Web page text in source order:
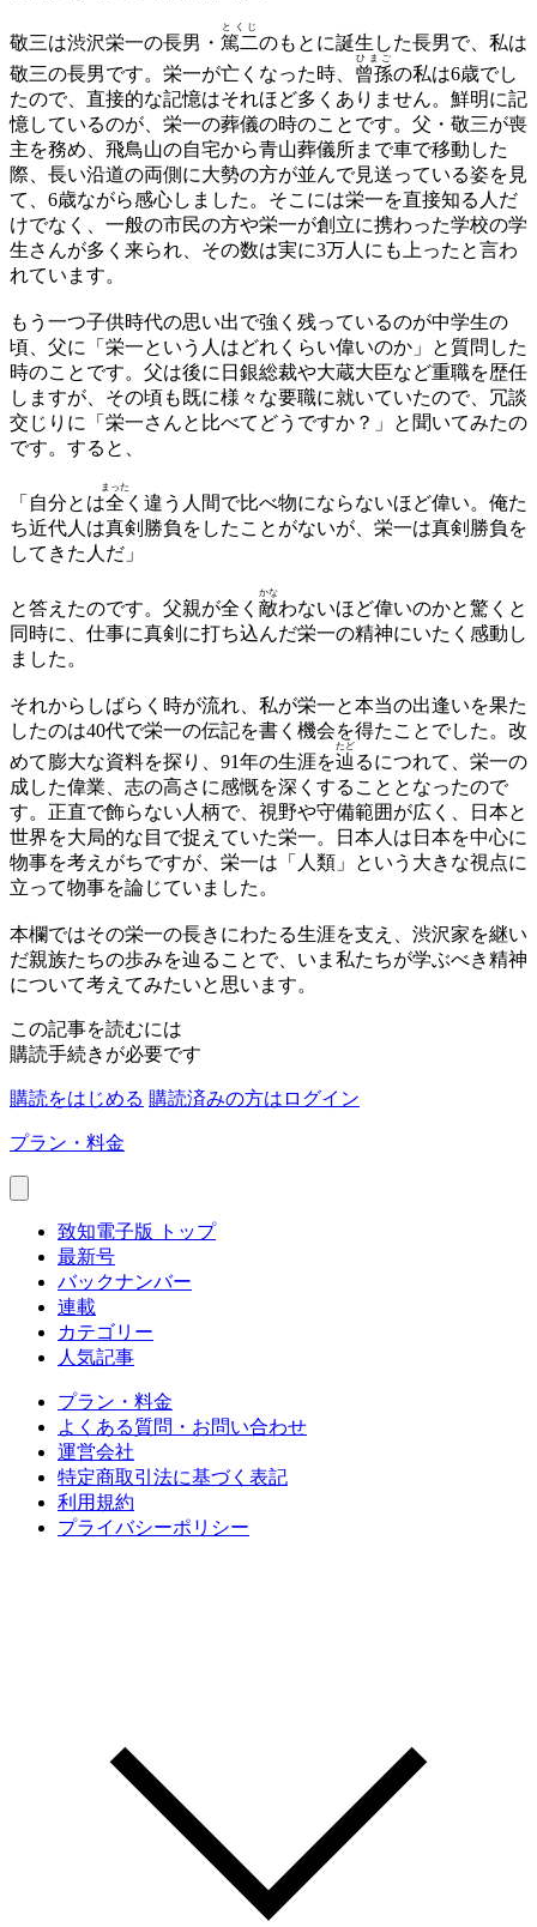
敬三は渋沢栄一の長男・ 篤二
とくじ
のもとに誕生した長男で、私は
敬三の長男です。栄一が亡くなった時、 曾孫
ひまご
の私は6歳でし
たので、直接的な記憶はそれほど多くありません。鮮明に記
憶しているのが、栄一の葬儀の時のことです。父・敬三が喪
主を務め、飛鳥山の自宅から青山葬儀所まで車で移動した
際、長い沿道の両側に大勢の方が並んで見送っている姿を見
て、6歳ながら感心しました。そこには栄一を直接知る人だ
けでなく、一般の市民の方や栄一が創立に携わった学校の学
生さんが多く来られ、その数は実に3万人にも上ったと言わ
れています。
もう一つ子供時代の思い出で強く残っているのが中学生の
頃、父に「栄一という人はどれくらい偉いのか」と質問した
時のことです。父は後に日銀総裁や大蔵大臣など重職を歴任
しますが、その頃も既に様々な要職に就いていたので、冗談
交じりに「栄一さんと比べてどうですか？」と聞いてみたの
です。すると、
「自分とは全
まった
く違う人間で比べ物にならないほど偉い。俺た
ち近代人は真剣勝負をしたことがないが、栄一は真剣勝負を
してきた人だ」
と答えたのです。父親が全く 敵
かな
わないほど偉いのかと驚くと
同時に、仕事に真剣に打ち込んだ栄一の精神にいたく感動し
ました。
それからしばらく時が流れ、私が栄一と本当の出逢いを果た
したのは40代で栄一の伝記を書く機会を得たことでした。改
めて膨大な資料を探り、91年の生涯を辿
たど
るにつれて、栄一の
成した偉業、志の高さに感慨を深くすることとなったので
す。正直で飾らない人柄で、視野や守備範囲が広く、日本と
世界を大局的な目で捉えていた栄一。日本人は日本を中心に
物事を考えがちですが、栄一は「人類」という大きな視点に
立って物事を論じていました。
本欄ではその栄一の長きにわたる生涯を支え、渋沢家を継い
だ親族たちの歩みを辿ることで、いま私たちが学ぶべき精神
について考えてみたいと思います。
この記事を読むには
購読手続きが必要です
購読をはじめる 購読済みの方はログイン
プラン・料金
致知電子版 トップ
最新号
バックナンバー
連載
カテゴリー
人気記事
プラン・料金
よくある質問・お問い合わせ
運営会社
特定商取引法に基づく表記
利用規約
プライバシーポリシー